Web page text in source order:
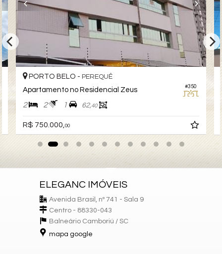
#350
PORTO BELO - PEREQUÊ
Apartamento no Residencial Zeus
2 2 1 62,40
R$ 750.000, 00
ELEGANC IMÓVEIS
Avenida Brasil, nº 741 - Sala 9
Centro - 88330-043
Balneário Camboriú / SC
mapa google